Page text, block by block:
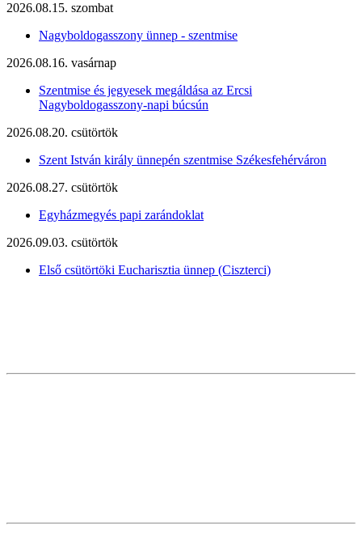
2026.08.15. szombat
Nagyboldogasszony ünnep - szentmise
2026.08.16. vasárnap
Szentmise és jegyesek megáldása az Ercsi
Nagyboldogasszony-napi búcsún
2026.08.20. csütörtök
Szent István király ünnepén szentmise Székesfehérváron
2026.08.27. csütörtök
Egyházmegyés papi zarándoklat
2026.09.03. csütörtök
Első csütörtöki Eucharisztia ünnep (Ciszterci)